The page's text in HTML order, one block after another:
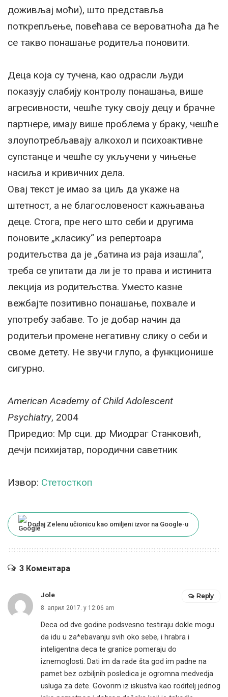
доживљај моћи), што представља
поткрепљење, повећава се вероватноћа да ће
се такво понашање родитеља поновити.
Деца која су тучена, као одрасли људи
показују слабију контролу понашања, више
агресивности, чешће туку своју децу и брачне
партнере, имају више проблема у браку, чешће
злоупотребљавају алкохол и психоактивне
супстанце и чешће су укључени у чињење
насиља и кривичних дела.
Овај текст је имао за циљ да укаже на
штетност, а не благословеност кажњавања
деце. Стога, пре него што себи и другима
поновите „класику“ из репертоара
родитељства да је „батина из раја изашла“,
треба се упитати да ли је то права и истинита
лекција из родитељства. Уместо казне
вежбајте позитивно понашање, похвале и
употребу забаве. То је добар начин да
родитељи промене негативну слику о себи и
своме детету. Не звучи глупо, а функционише
сигурно.
American Academy of Child Adolescent
Psychiatry, 2004
Приредио: Мр сци. др Миодраг Станковић,
дечји психијатар, породични саветник
Извор: Стетосткоп
Dodaj Zelenu učionicu kao omiljeni izvor na Google-u
3 Коментара
Jole
8. април 2017. у 12:06 am
Deca od dve godine podsvesno testiraju dokle mogu
da idu u za*ebavanju svih oko sebe, i hrabra i
inteligentna deca te granice pomeraju do
iznemoglosti. Dati im da rade šta god im padne na
pamet bez ozbiljnih posledica je ogromna medvedja
usluga za dete. Govorim iz iskustva kao roditelj jednog
Reply